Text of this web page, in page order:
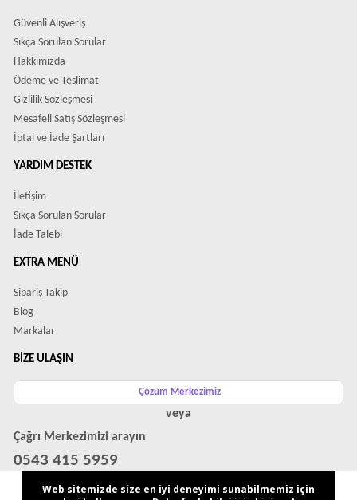
Güvenli Alışveriş
Sıkça Sorulan Sorular
Hakkımızda
Ödeme ve Teslimat
Gizlilik Sözleşmesi
Mesafeli Satış Sözleşmesi
İptal ve İade Şartları
YARDIM DESTEK
İletişim
Sıkça Sorulan Sorular
İade Talebi
EXTRA MENÜ
Sipariş Takip
Blog
Markalar
BIZE ULAŞIN
Çözüm Merkezimiz
veya
Çağrı Merkezimizi arayın
0543 415 5959
WhatsApp Destek Hattı
Web sitemizde size en iyi deneyimi sunabilmemiz için